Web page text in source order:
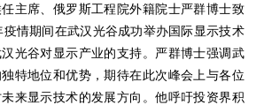
主席、俄罗斯工程院外籍院士严群博士致
情期间在武汉光谷成功举办国际显示技术
光谷对显示产业的支持。严群博士强调武
特地位和优势，期待在此次峰会上与各位
来显示技术的发展方向。他呼吁投资界积